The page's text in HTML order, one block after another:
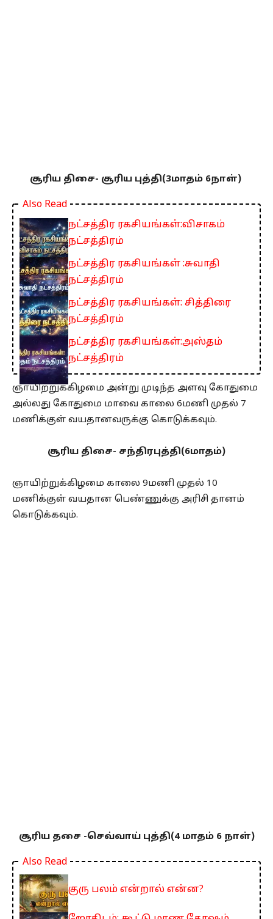
சூரிய திசை- சூரிய புத்தி(3மாதம் 6நாள்)
Also Read
நட்சத்திர ரகசியங்கள்:விசாகம்
நட்சத்திரம்
நட்சத்திர ரகசியங்கள் :சுவாதி
நட்சத்திரம்
நட்சத்திர ரகசியங்கள்: சித்திரை
நட்சத்திரம்
நட்சத்திர ரகசியங்கள்:அஸ்தம்
நட்சத்திரம்
ஞாயிற்றுக்கிழமை அன்று முடிந்த அளவு கோதுமை
அல்லது கோதுமை மாவை காலை 6மணி முதல் 7
மணிக்குள் வயதானவருக்கு கொடுக்கவும்.
சூரிய திசை- சந்திரபுத்தி(6மாதம்)
ஞாயிற்றுக்கிழமை காலை 9மணி முதல் 10
மணிக்குள் வயதான பெண்ணுக்கு அரிசி தானம்
கொடுக்கவும்.
சூரிய தசை -செவ்வாய் புத்தி(4 மாதம் 6 நாள்)
Also Read
குரு பலம் என்றால் என்ன?